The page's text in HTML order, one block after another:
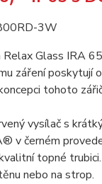
Relax Glass IRA
záření
tohoto
vysílač s
v černém
topné
nebo na strop.